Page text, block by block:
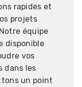
rapides et
projets
équipe
disponible
vos
dans les
un point